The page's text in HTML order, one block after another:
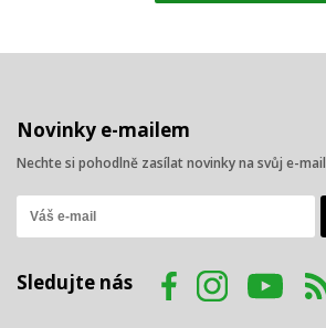
Novinky e-mailem
Nechte si pohodlně zasílat novinky na svůj e-mail
Sledujte nás